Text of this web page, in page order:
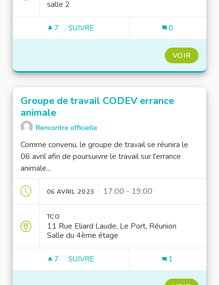
salle 2
7 7 ABONNÉS
SUIVRE 0
VOIR
Groupe de travail CODEV errance
animale
Rencontre officielle
Comme convenu, le groupe de travail se réunira le
06 avril afin de poursuivre le travail sur l'errance
animale...
06 AVRIL 2023 · 17:00 - 19:00
TCO
11 Rue Eliard Laude, Le Port, Réunion
Salle du 4ème étage
7 7 ABONNÉS
SUIVRE 1